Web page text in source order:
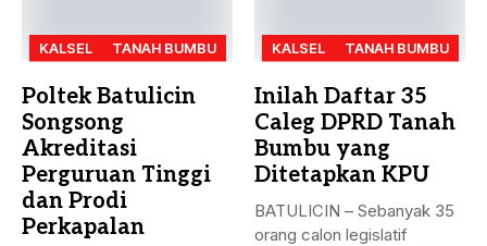
KALSEL TANAH BUMBU
Poltek Batulicin
Songsong
Akreditasi
Perguruan Tinggi
dan Prodi
Perkapalan
KALSEL TANAH BUMBU
Inilah Daftar 35
Caleg DPRD Tanah
Bumbu yang
Ditetapkan KPU
BATULICIN – Sebanyak 35
orang calon legislatif